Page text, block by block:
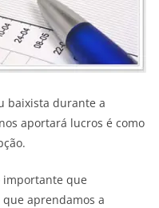
baixista durante a
aportará lucros é como
importante que
aprendamos a